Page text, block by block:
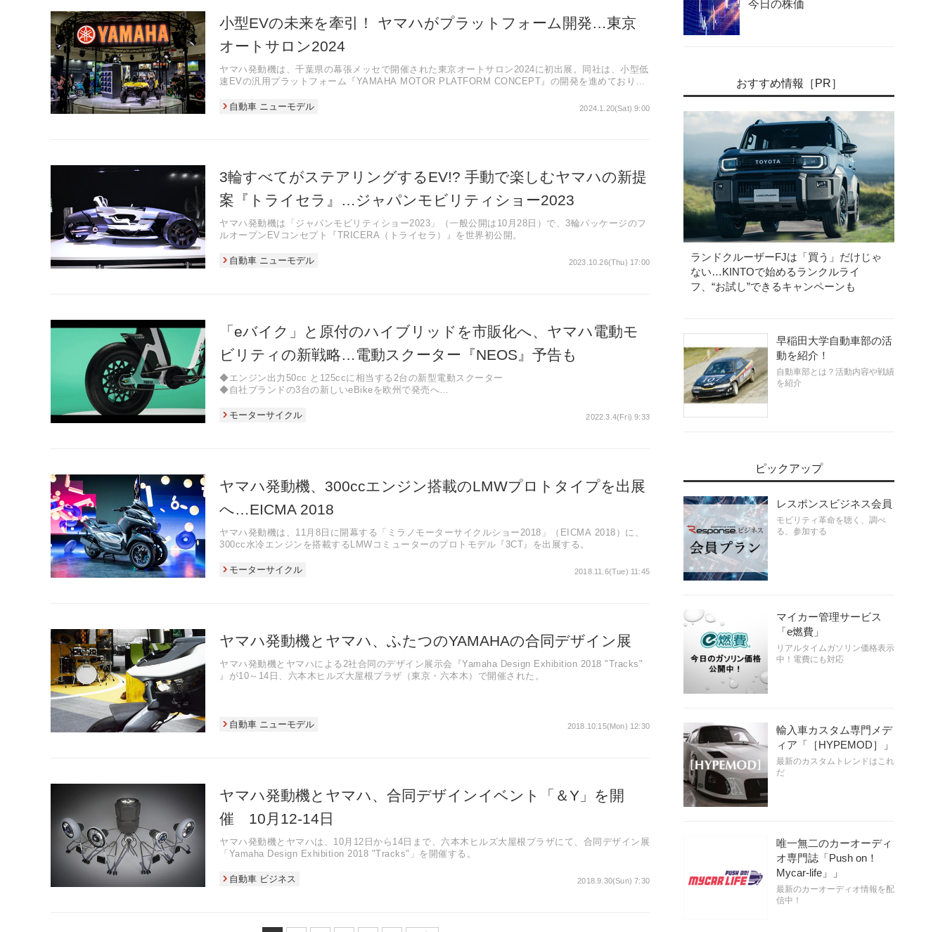
自動車 ニューモデル 2024.1.20(Sat) 9:00
小型EVの未来を牽引！ ヤマハがプラットフォーム開発…東京
オートサロン2024
ヤマハ発動機は、千葉県の幕張メッセで開催された東京オートサロン2024に初出展。同社は、小型低
速EVの汎用プラットフォーム『YAMAHA MOTOR PLATFORM CONCEPT』の開発を進めており、
自動車 ニューモデル 2023.10.26(Thu) 17:00
3輪すべてがステアリングするEV!? 手動で楽しむヤマハの新提
案『トライセラ』…ジャパンモビリティショー2023
ヤマハ発動機は「ジャパンモビリティショー2023」（一般公開は10月28日）で、3輪パッケージのフ
ルオープンEVコンセプト『TRICERA（トライセラ）』を世界初公開。
モーターサイクル 2022.3.4(Fri) 9:33
「eバイク」と原付のハイブリッドを市販化へ、ヤマハ電動モ
ビリティの新戦略…電動スクーター『NEOS』予告も
◆エンジン出力50cc と125ccに相当する2台の新型電動スクーター
◆自社ブランドの3台の新しいeBikeを欧州で発売へ
モーターサイクル 2018.11.6(Tue) 11:45
ヤマハ発動機、300ccエンジン搭載のLMWプロトタイプを出展
へ…EICMA 2018
ヤマハ発動機は、11月8日に開幕する「ミラノモーターサイクルショー2018」（EICMA 2018）に、
300cc水冷エンジンを搭載するLMWコミューターのプロトモデル『3CT』を出展する。
自動車 ニューモデル 2018.10.15(Mon) 12:30
ヤマハ発動機とヤマハ、ふたつのYAMAHAの合同デザイン展
ヤマハ発動機とヤマハによる2社合同のデザイン展示会『Yamaha Design Exhibition 2018 "Tracks"
』が10～14日、六本木ヒルズ大屋根プラザ（東京・六本木）で開催された。
自動車 ビジネス 2018.9.30(Sun) 7:30
ヤマハ発動機とヤマハ、合同デザインイベント「＆Y」を開
催 10月12-14日
ヤマハ発動機とヤマハは、10月12日から14日まで、六本木ヒルズ大屋根プラザにて、合同デザイン展
「Yamaha Design Exhibition 2018 "Tracks"」を開催する。
今日の株価
おすすめ情報［PR］
ランドクルーザーFJは「買う」だけじゃ
ない…KINTOで始めるランクルライ
フ、“お試し”できるキャンペーンも
早稲田大学自動車部の活
動を紹介！
自動車部とは？活動内容や戦績
を紹介
ピックアップ
レスポンスビジネス会員
モビリティ革命を聴く、調べ
る、参加する
マイカー管理サービス
「e燃費」
リアルタイムガソリン価格表示
中！電費にも対応
輸入車カスタム専門メデ
ィア「［HYPEMOD］」
最新のカスタムトレンドはこれ
だ
唯一無二のカーオーディ
オ専門誌「Push on！
Mycar-life」」
最新のカーオーディオ情報を配
信中！